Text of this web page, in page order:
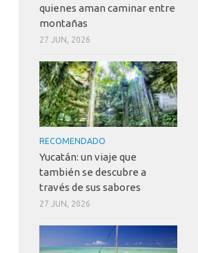
quienes aman caminar entre
montañas
27 JUN, 2026
RECOMENDADO
Yucatán: un viaje que
también se descubre a
través de sus sabores
27 JUN, 2026